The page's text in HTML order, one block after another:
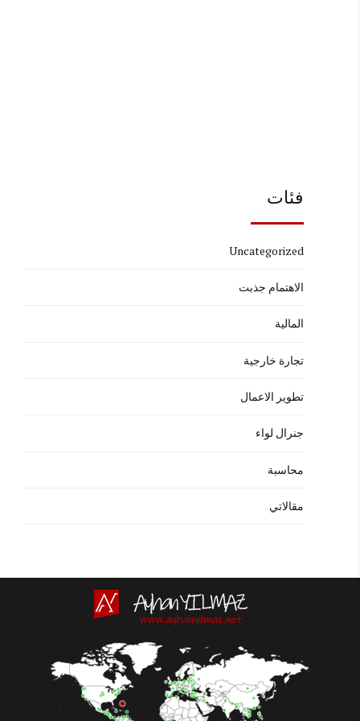
فئات
Uncategorized
الاهتمام جذبت
المالية
تجارة خارجية
تطوير الاعمال
جنرال لواء
محاسبة
مقالاتي